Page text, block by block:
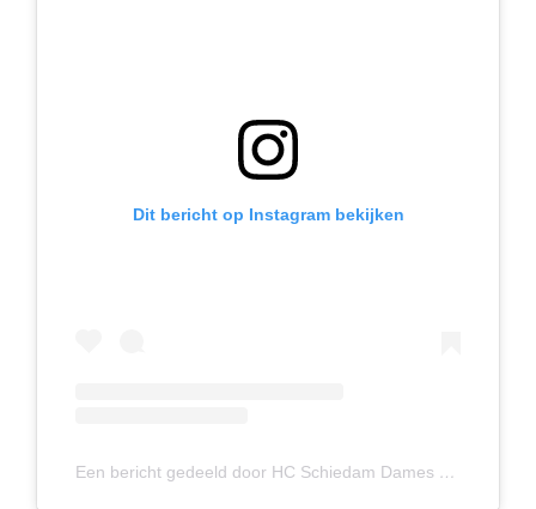
Dit bericht op Instagram bekijken
Een bericht gedeeld door HC Schiedam Dames 1